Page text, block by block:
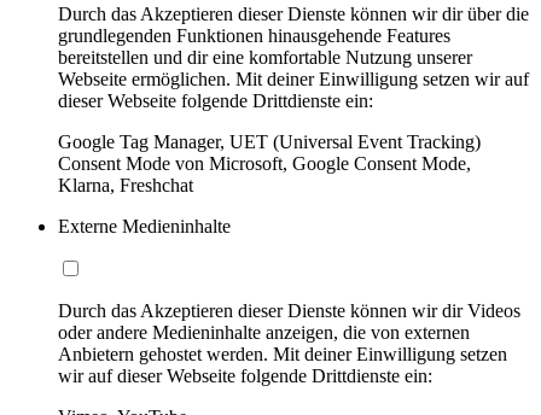
Durch das Akzeptieren dieser Dienste können wir dir über die
grundlegenden Funktionen hinausgehende Features
bereitstellen und dir eine komfortable Nutzung unserer
Webseite ermöglichen. Mit deiner Einwilligung setzen wir auf
dieser Webseite folgende Drittdienste ein:
Google Tag Manager, UET (Universal Event Tracking)
Consent Mode von Microsoft, Google Consent Mode,
Klarna, Freshchat
Externe Medieninhalte
Durch das Akzeptieren dieser Dienste können wir dir Videos
oder andere Medieninhalte anzeigen, die von externen
Anbietern gehostet werden. Mit deiner Einwilligung setzen
wir auf dieser Webseite folgende Drittdienste ein: